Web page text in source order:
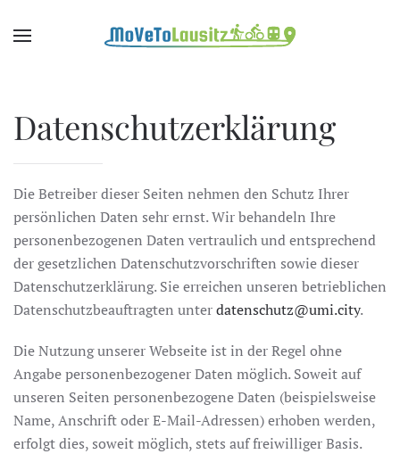
Zum Hauptinhalt springen
Datenschutzerklärung
Die Betreiber dieser Seiten nehmen den Schutz Ihrer
persönlichen Daten sehr ernst. Wir behandeln Ihre
personenbezogenen Daten vertraulich und entsprechend
der gesetzlichen Datenschutzvorschriften sowie dieser
Datenschutzerklärung. Sie erreichen unseren betrieblichen
Datenschutzbeauftragten unterdatenschutz@umi.city.
Die Nutzung unserer Webseite ist in der Regel ohne
Angabe personenbezogener Daten möglich. Soweit auf
unseren Seiten personenbezogene Daten (beispielsweise
Name, Anschrift oder E-Mail-Adressen) erhoben werden,
erfolgt dies, soweit möglich, stets auf freiwilliger Basis.